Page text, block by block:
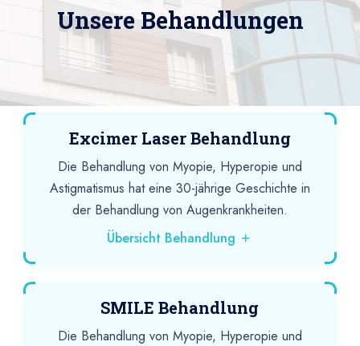
Unsere Behandlungen
Excimer Laser Behandlung
Die Behandlung von Myopie, Hyperopie und
Astigmatismus hat eine 30-jährige Geschichte in
der Behandlung von Augenkrankheiten.
Übersicht Behandlung
SMILE Behandlung
Die Behandlung von Myopie, Hyperopie und